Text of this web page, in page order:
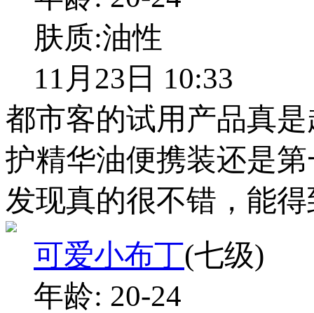
肤质:油性
11月23日 10:33
都市客的试用产品真
护精华油便携装还是
发现真的很不错，能
可爱小布丁(七级)
年龄: 20-24